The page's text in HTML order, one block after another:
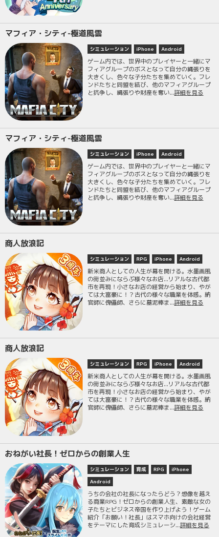
マフィア・シティ-極道風雲
シミュレーション iPhone Android
ゲーム内では、世界中のプレイヤーと一緒にマ
フィアグループのボスとなって自分の縄張りを
大きくし、色々な子分たちを集めていく。フレ
ンドたちと同盟を結び、他のマフィアグループ
と抗争し、縄張りや財産を奪い...詳細を見る
マフィア・シティ-極道風雲
シミュレーション iPhone Android
ゲーム内では、世界中のプレイヤーと一緒にマ
フィアグループのボスとなって自分の縄張りを
大きくし、色々な子分たちを集めていく。フレ
ンドたちと同盟を結び、他のマフィアグループ
と抗争し、縄張りや財産を奪い...詳細を見る
商人放浪記
シミュレーション RPG iPhone Android
新米商人としての人生が幕を開ける。水墨画風
の街並みにならぶ様々なお店...リアルな古代都
市を再現！小さなお店の経営から始まり、やが
ては大富豪に！？古代の様々な職業を体感。納
官師に傀儡師、さらに墓泥棒ま...詳細を見る
商人放浪記
シミュレーション RPG iPhone Android
新米商人としての人生が幕を開ける。水墨画風
の街並みにならぶ様々なお店...リアルな古代都
市を再現！小さなお店の経営から始まり、やが
ては大富豪に！？古代の様々な職業を体感。納
官師に傀儡師、さらに墓泥棒ま...詳細を見る
おねがい社長！ゼロからの創業人生
シミュレーション 育成 RPG
iPhone
Android
うちの会社の社長になったらどう？想像を越え
る商業RPG！ゼロからの創業人生、素敵な女の
子たちとビジネス帝国を作り上げよう！ゲーム
紹介「お願い！社長」はスマホ向けの会社経営
をテーマにした育成シミュレーシ...詳細を見る